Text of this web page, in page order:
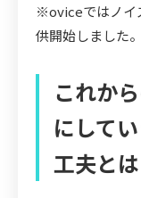
※oviceではノイ
供開始しました。
これか
にして
工夫とは